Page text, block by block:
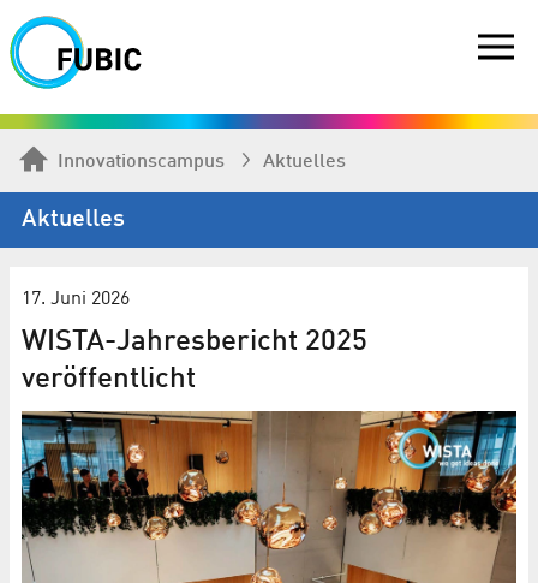
Innovationscampus Aktuelles
Aktuelles
17. Juni 2026
WISTA-Jahresbericht 2025
veröffentlicht